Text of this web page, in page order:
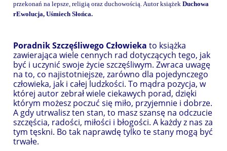
przekonań na lepsze, religią oraz duchowością. Autor książek Duchowa
rEwolucja, Uśmiech Słońca.
Poradnik Szczęśliwego Człowieka to książka
zawierająca wiele cennych rad dotyczących tego, jak
być i uczynić swoje życie szczęśliwym. Zwraca uwagę
na to, co najistotniejsze, zarówno dla pojedynczego
człowieka, jak i całej ludzkości. To mądra pozycja, w
której autor zebrał wiele ciekawych porad, dzięki
którym możesz poczuć się miło, przyjemnie i dobrze.
A gdy utrwalisz ten stan, to masz szansę na odczucie
szczęścia, radości, miłości i błogości. A każdy z nas za
tym tęskni. Bo tak naprawdę tylko te stany mogą być
trwałe.